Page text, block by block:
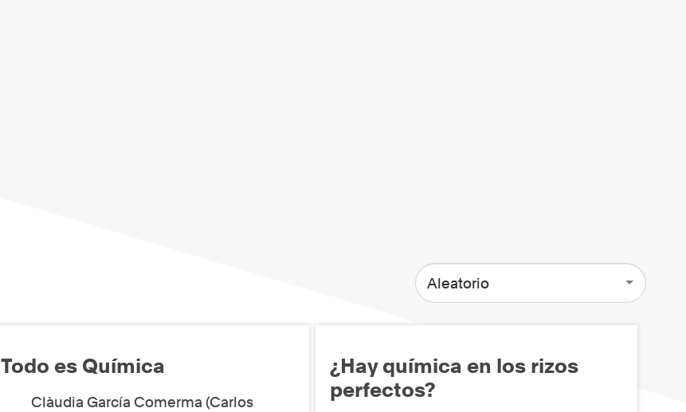
Aleatorio
Todo es Química
Clàudia García Comerma (Carlos
¿Hay química en los rizos
perfectos?